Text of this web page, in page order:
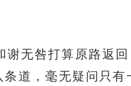
无咎打算原路返
道，毫无疑问只有